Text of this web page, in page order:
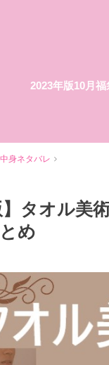
2023年版10月
身ネタバレ
】タオル美
め